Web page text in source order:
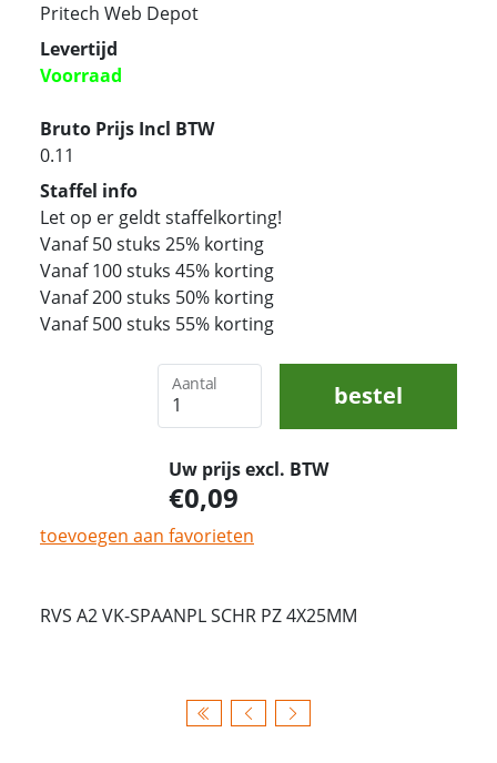
Pritech Web Depot
Levertijd
Voorraad
Bruto Prijs Incl BTW
0.11
Staffel info
Let op er geldt staffelkorting!
Vanaf 50 stuks 25% korting
Vanaf 100 stuks 45% korting
Vanaf 200 stuks 50% korting
Vanaf 500 stuks 55% korting
Aantal bestel
Uw prijs excl. BTW
0,09
toevoegen aan favorieten
RVS A2 VK-SPAANPL SCHR PZ 4X25MM